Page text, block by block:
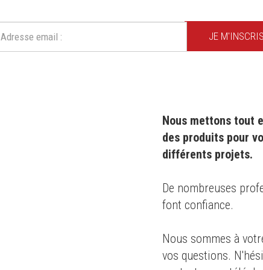
JE M'INSCRIS
Nous mettons tout
des produits pour
différents projets.
De nombreuses
font confiance.
Nous sommes à
vos questions.